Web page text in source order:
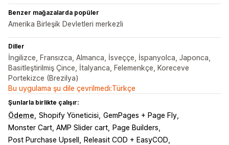
Benzer mağazalarda popüler
Amerika Birleşik Devletleri merkezli
Diller
İngilizce, Fransızca, Almanca, İsveççe, İspanyolca, Japonca,
Basitleştirilmiş Çince, İtalyanca, Felemenkçe, Koreceve
Portekizce (Brezilya)
Bu uygulama şu dile çevrilmedi:Türkçe
Şunlarla birlikte çalışır:
Ödeme Shopify Yöneticisi GemPages + Page Fly
Monster Cart, AMP Slider cart
Page Builders
Post Purchase Upsell
Releasit COD + EasyCOD